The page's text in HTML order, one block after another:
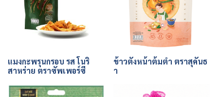
แมงกะพรุนกรอบ รส โนริ
สาหร่าย ตราซัพเพอร์ซี
ข้าวตังหน้าต้มตำ ตราสุคันธ
า